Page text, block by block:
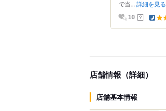
で当... 詳細を見る
10 ？
店舗情報（詳細）
店舗基本情報